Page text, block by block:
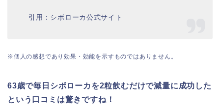
引用：シボローカ公式サイト
※個人の感想であり効果・効能を示すものではありません。
63歳で毎日シボローカを2粒飲むだけで減量に成功した
という口コミは驚きですね！